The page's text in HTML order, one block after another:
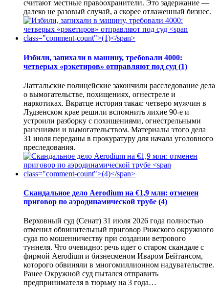
считают местные правоохранители. Это задержание —
далеко не разовый случай, а скорее отлаженный бизнес.
Избили, запихали в машину, требовали 4000:
четверых «рэкетиров» отправляют под суд (1)
Латгальские полицейские закончили расследование дела
о вымогательстве, похищениях, огнестреле и
наркотиках. Вкратце история такая: четверо мужчин в
Лудзенском крае решили вспомнить лихие 90-е и
устроили разборку с похищениями, огнестрельными
ранениями и вымогательством. Материалы этого дела
31 июля переданы в прокуратуру для начала уголовного
преследования.
Скандальное дело Aerodium на €1,9 млн: отменен
приговор по аэродинамической трубе (4)
Верховный суд (Сенат) 31 июля 2026 года полностью
отменил обвинительный приговор Рижского окружного
суда по мошенничеству при создании ветрового
туннеля. Что очевидно: речь идет о старом скандале с
фирмой Aerodium и бизнесменом Иваром Бейтансом,
которого обвиняли в многомиллионном надувательстве.
Ранее Окружной суд пытался отправить
предпринимателя в тюрьму на 3 года…